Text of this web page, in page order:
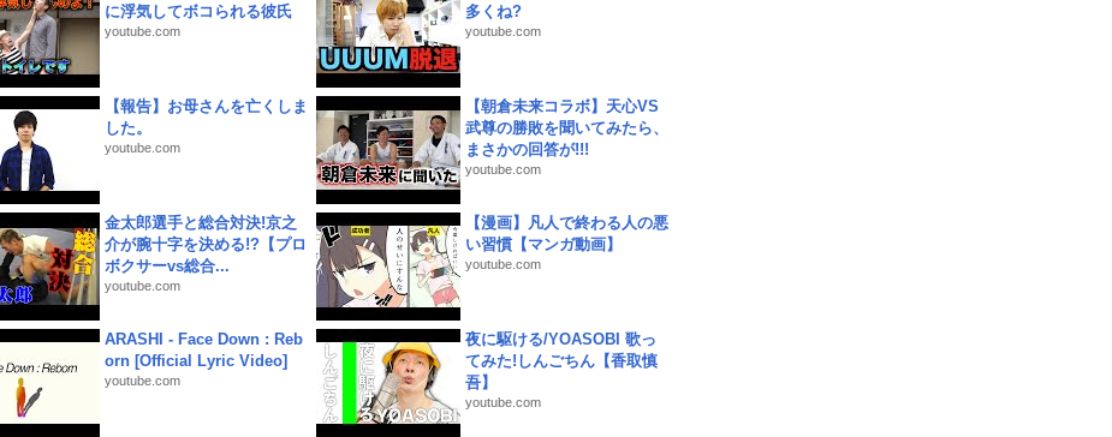
に浮気してボコられる彼氏
youtube.com
多くね?
youtube.com
【報告】お母さんを亡くしま
した。
youtube.com
【朝倉未来コラボ】天心VS
武尊の勝敗を聞いてみたら、
まさかの回答が!!!
youtube.com
金太郎選手と総合対決!京之
介が腕十字を決める!?【プロ
ボクサーvs総合...
youtube.com
【漫画】凡人で終わる人の悪
い習慣【マンガ動画】
youtube.com
ARASHI - Face Down : Reb
orn [Official Lyric Video]
youtube.com
夜に駆ける/YOASOBI 歌っ
てみた!しんごちん【香取慎
吾】
youtube.com